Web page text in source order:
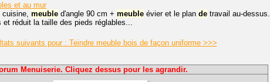
et au mur
cuisine, meuble d'angle 90 cm + meuble évier et le plan de travail au-
réduit la taille des pieds réglables...
suivants pour : Teindre meuble bois de façon uniforme >>>
Menuiserie. Cliquez dessus pour les agrandir.